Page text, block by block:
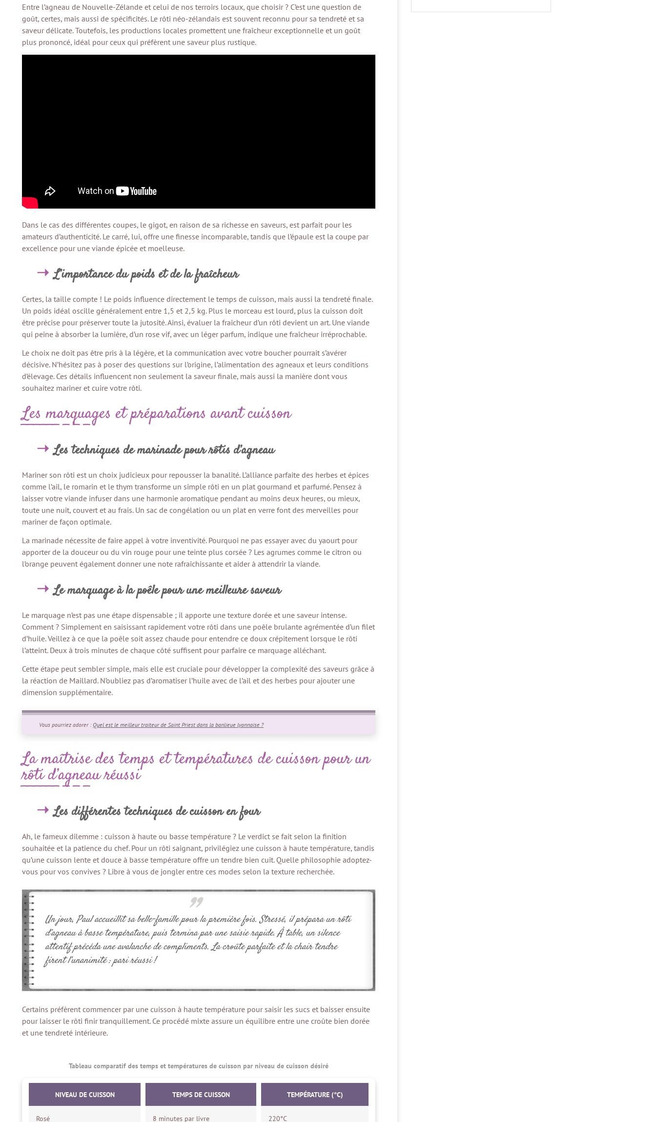
Entre l’agneau de Nouvelle-Zélande et celui de nos terroirs locaux, que choisir ? C’est une question de
goût, certes, mais aussi de spécificités. Le rôti néo-zélandais est souvent reconnu pour sa tendreté et sa
saveur délicate. Toutefois, les productions locales promettent une fraîcheur exceptionnelle et un goût
plus prononcé, idéal pour ceux qui préfèrent une saveur plus rustique.
Dans le cas des différentes coupes, le gigot, en raison de sa richesse en saveurs, est parfait pour les
amateurs d’authenticité. Le carré, lui, offre une finesse incomparable, tandis que l’épaule est la coupe par
excellence pour une viande épicée et moelleuse.
L’importance du poids et de la fraîcheur
Certes, la taille compte ! Le poids influence directement le temps de cuisson, mais aussi la tendreté finale.
Un poids idéal oscille généralement entre 1,5 et 2,5 kg. Plus le morceau est lourd, plus la cuisson doit
être précise pour préserver toute la jutosité. Ainsi, évaluer la fraîcheur d’un rôti devient un art. Une viande
qui peine à absorber la lumière, d’un rose vif, avec un léger parfum, indique une fraîcheur irréprochable.
Le choix ne doit pas être pris à la légère, et la communication avec votre boucher pourrait s’avérer
décisive. N’hésitez pas à poser des questions sur l’origine, l’alimentation des agneaux et leurs conditions
d’élevage. Ces détails influencent non seulement la saveur finale, mais aussi la manière dont vous
souhaitez mariner et cuire votre rôti.
Les marquages et préparations avant cuisson
Les techniques de marinade pour rôtis d’agneau
Mariner son rôti est un choix judicieux pour repousser la banalité. L’alliance parfaite des herbes et épices
comme l’ail, le romarin et le thym transforme un simple rôti en un plat gourmand et parfumé. Pensez à
laisser votre viande infuser dans une harmonie aromatique pendant au moins deux heures, ou mieux,
toute une nuit, couvert et au frais. Un sac de congélation ou un plat en verre font des merveilles pour
mariner de façon optimale.
La marinade nécessite de faire appel à votre inventivité. Pourquoi ne pas essayer avec du yaourt pour
apporter de la douceur ou du vin rouge pour une teinte plus corsée ? Les agrumes comme le citron ou
l’orange peuvent également donner une note rafraîchissante et aider à attendrir la viande.
Le marquage à la poêle pour une meilleure saveur
Le marquage n’est pas une étape dispensable ; il apporte une texture dorée et une saveur intense.
Comment ? Simplement en saisissant rapidement votre rôti dans une poêle brulante agrémentée d’un filet
d’huile. Veillez à ce que la poêle soit assez chaude pour entendre ce doux crépitement lorsque le rôti
l’atteint. Deux à trois minutes de chaque côté suffisent pour parfaire ce marquage alléchant.
Cette étape peut sembler simple, mais elle est cruciale pour développer la complexité des saveurs grâce à
la réaction de Maillard. N’oubliez pas d’aromatiser l’huile avec de l’ail et des herbes pour ajouter une
dimension supplémentaire.
Vous pourriez adorer : Quel est le meilleur traiteur de Saint Priest dans la banlieue lyonnaise ?
La maîtrise des temps et températures de cuisson pour un
rôti d’agneau réussi
Les différentes techniques de cuisson en four
Ah, le fameux dilemme : cuisson à haute ou basse température ? Le verdict se fait selon la finition
souhaitée et la patience du chef. Pour un rôti saignant, privilégiez une cuisson à haute température, tandis
qu’une cuisson lente et douce à basse température offre un tendre bien cuit. Quelle philosophie adoptez-
vous pour vos convives ? Libre à vous de jongler entre ces modes selon la texture recherchée.
Un jour, Paul accueillit sa belle-famille pour la première fois. Stressé, il prépara un rôti
d’agneau à basse température, puis termina par une saisie rapide. À table, un silence
attentif précéda une avalanche de compliments. La croûte parfaite et la chair tendre
firent l’unanimité : pari réussi !
Certains préfèrent commencer par une cuisson à haute température pour saisir les sucs et baisser ensuite
pour laisser le rôti finir tranquillement. Ce procédé mixte assure un équilibre entre une croûte bien dorée
et une tendreté intérieure.
Tableau comparatif des temps et températures de cuisson par niveau de cuisson désiré
NIVEAU DE CUISSON TEMPS DE CUISSON TEMPÉRATURE (°C)
Rosé 8 minutes par livre 220°C